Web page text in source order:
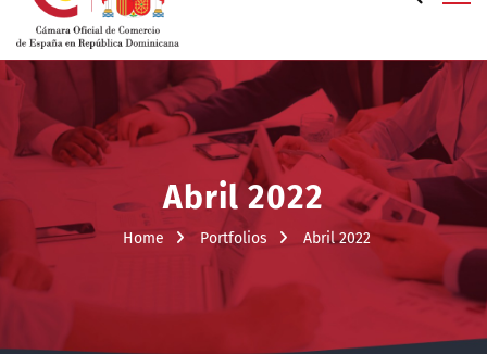
Abril 2022
Home Portfolios Abril 2022